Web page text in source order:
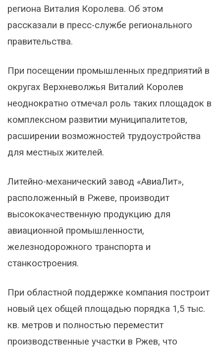
региона Виталия Королева. Об этом
рассказали в пресс-службе регионального
правительства.
При посещении промышленных предприятий в
округах Верхневолжья Виталий Королев
неоднократно отмечал роль таких площадок в
комплексном развитии муниципалитетов,
расширении возможностей трудоустройства
для местных жителей.
Литейно-механический завод «АвиаЛит»,
расположенный в Ржеве, производит
высококачественную продукцию для
авиационной промышленности,
железнодорожного транспорта и
станкостроения.
При областной поддержке компания построит
новый цех общей площадью порядка 1,5 тыс.
кв. метров и полностью переместит
производственные участки в Ржев, что